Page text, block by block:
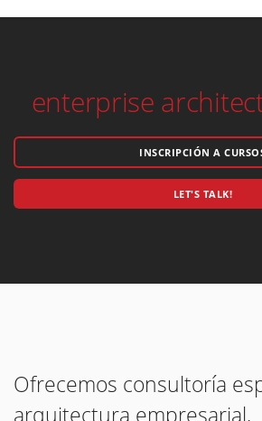
INSCRIPCIÓN A
LET'S TALK!
arquitectura empresarial,
transformación digital y